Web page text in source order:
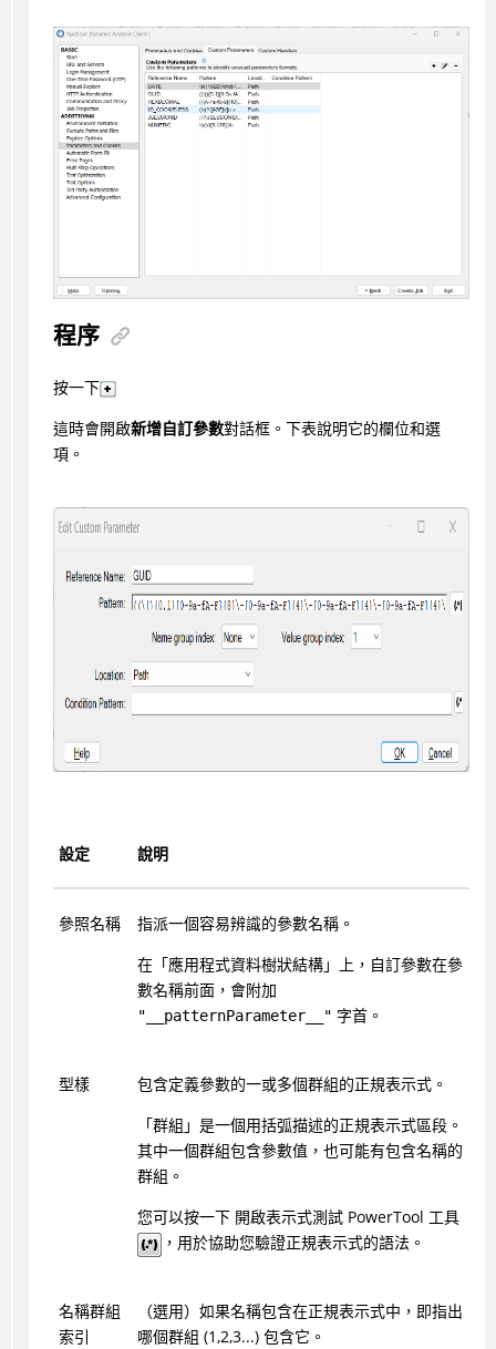
程序
按一下
這時會開啟新增自訂參數對話框。下表說明它的欄位和選
項。
設定 說明
參照名稱
指派一個容易辨識的參數名稱。
在「應用程式資料樹狀結構」上，自訂參數在參
數名稱前面，會附加
"__patternParameter__" 字首。
型樣
包含定義參數的一或多個群組的正規表示式。
「群組」是一個用括弧描述的正規表示式區段。
其中一個群組包含參數值，也可能有包含名稱的
群組。
您可以按一下 開啟表示式測試 PowerTool 工具
，用於協助您驗證正規表示式的語法。
名稱群組
索引
（選用）如果名稱包含在正規表示式中，即指出
哪個群組 (1,2,3...) 包含它。